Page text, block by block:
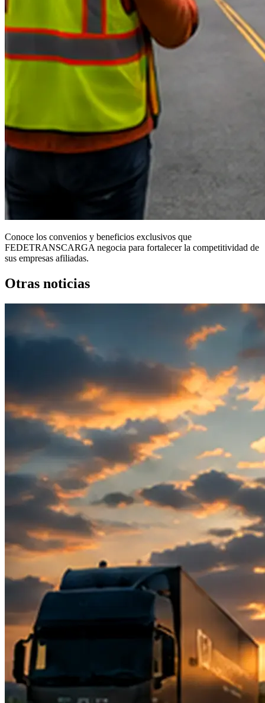
Conoce los convenios y beneficios exclusivos que
FEDETRANSCARGA negocia para fortalecer la competitividad de
sus empresas afiliadas.
Otras noticias